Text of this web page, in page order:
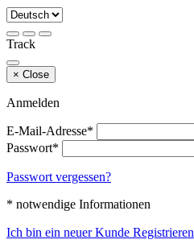
Track
× Close
Anmelden
E-Mail-Adresse*
Passwort*
Passwort vergessen?
* notwendige Informationen
Ich bin ein neuer Kunde Registrieren